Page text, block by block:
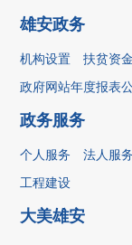
雄安政务
机构设置 扶贫资
政府网站年度报表
政务服务
个人服务 法人服务
工程建设
大美雄安